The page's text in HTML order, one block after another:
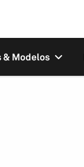
& Modelos